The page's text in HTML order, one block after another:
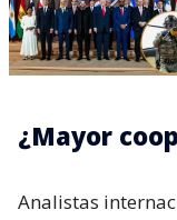
¿Mayor
Analistas